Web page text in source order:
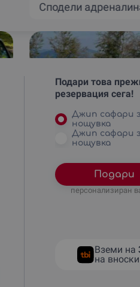
Сподели
Подари това
резервация сега!
Джип сафари
нощувка
Джип сафари
нощувка
Подари
персонализиран
Вземи на
на